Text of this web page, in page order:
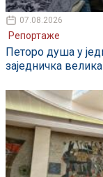
07.08.2026
Репортаже
Петоро душа у
заједничка